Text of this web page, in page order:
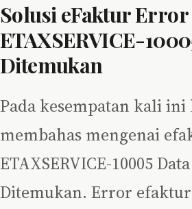
Solusi eFaktur Error
ETAXSERVICE-
Ditemukan
Pada kesempatan kali ini
membahas mengenai
ETAXSERVICE-10005
Ditemukan. Error